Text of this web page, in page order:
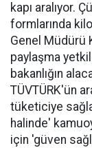
kapı aralıyor.
formlarında
Genel Müdürü
paylaşma
bakanlığın
TÜVTÜRK'ün
tüketiciye
halinde'
için 'güven